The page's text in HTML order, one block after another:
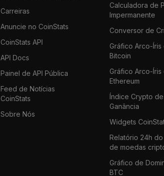
Carreiras
Anuncie no CoinStats
CoinStats API
API Docs
Painel de API Pública
Feed de Notícias
CoinStats
Sobre Nós
Calculadora de
Impermanente
Conversor de
Gráfico Arco-Íris
Bitcoin
Gráfico Arco-Íris
Ethereum
Índice Crypto
Ganância
Widgets
Relatório 24h
de moedas
Gráfico de
BTC